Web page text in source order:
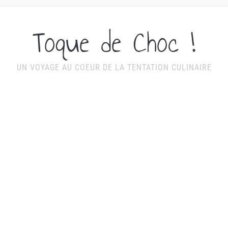
Toque de Choc !
UN VOYAGE AU COEUR DE LA TENTATION CULINAIRE